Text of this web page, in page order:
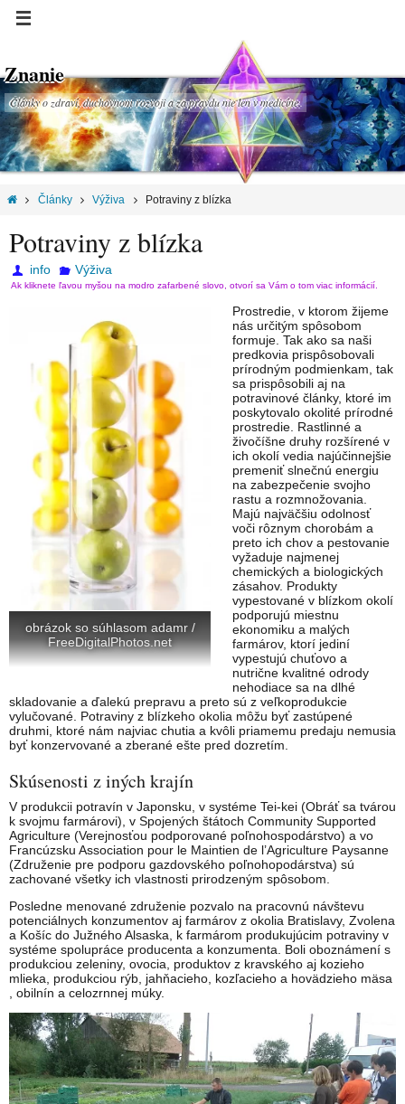
Znanie
Články o zdraví, duchovnom rozvoji a za pravdu nie len v medicíne.
Články Výživa Potraviny z blízka
Potraviny z blízka
info Výživa
Ak kliknete ľavou myšou na modro zafarbené slovo, otvorí sa Vám o tom viac informácií.
obrázok so súhlasom adamr /
FreeDigitalPhotos.net
Prostredie, v ktorom žijeme
nás určitým spôsobom
formuje. Tak ako sa naši
predkovia prispôsobovali
prírodným podmienkam, tak
sa prispôsobili aj na
potravinové články, ktoré im
poskytovalo okolité prírodné
prostredie. Rastlinné a
živočíšne druhy rozšírené v
ich okolí vedia najúčinnejšie
premeniť slnečnú energiu
na zabezpečenie svojho
rastu a rozmnožovania.
Majú najväčšiu odolnosť
voči rôznym chorobám a
preto ich chov a pestovanie
vyžaduje najmenej
chemických a biologických
zásahov. Produkty
vypestované v blízkom okolí
podporujú miestnu
ekonomiku a malých
farmárov, ktorí jediní
vypestujú chuťovo a
nutrične kvalitné odrody
nehodiace sa na dlhé
skladovanie a ďalekú prepravu a preto sú z veľkoprodukcie
vylučované. Potraviny z blízkeho okolia môžu byť zastúpené
druhmi, ktoré nám najviac chutia a kvôli priamemu predaju nemusia
byť konzervované a zberané ešte pred dozretím.
Skúsenosti z iných krajín
V produkcii potravín v Japonsku, v systéme Tei-kei (Obráť sa tvárou
k svojmu farmárovi), v Spojených štátoch Community Supported
Agriculture (Verejnosťou podporované poľnohospodárstvo) a vo
Francúzsku Association pour le Maintien de l’Agriculture Paysanne
(Združenie pre podporu gazdovského poľnohopodárstva) sú
zachované všetky ich vlastnosti prirodzeným spôsobom.
Posledne menované združenie pozvalo na pracovnú návštevu
potenciálnych konzumentov aj farmárov z okolia Bratislavy, Zvolena
a Košíc do Južného Alsaska, k farmárom produkujúcim potraviny v
systéme spolupráce producenta a konzumenta. Boli oboznámení s
produkciou zeleniny, ovocia, produktov z kravského aj kozieho
mlieka, produkciou rýb, jahňacieho, kozľacieho a hovädzieho mäsa
, obilnín a celozrnnej múky.